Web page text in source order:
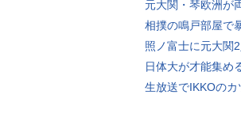
元大関・琴欧洲が
相撲の鳴戸部屋で
照ノ富士に元大関
日体大が才能集め
生放送でIKKOの